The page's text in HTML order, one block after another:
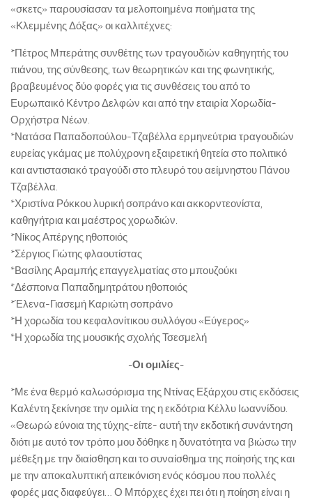
«σκετς» παρουσίασαν τα μελοποιημένα ποιήματα της
«Κλεμμένης Δόξας» οι καλλιτέχνες:
*Πέτρος Μπεράτης συνθέτης των τραγουδιών καθηγητής του
πιάνου, της σύνθεσης, των θεωρητικών και της φωνητικής,
βραβευμένος δύο φορές για τις συνθέσεις του από το
Ευρωπαικό Κέντρο Δελφών και από την εταιρία Χορωδία-
Ορχήστρα Νέων.
*Νατάσα Παπαδοπούλου-Τζαβέλλα ερμηνεύτρια τραγουδιών
ευρείας γκάμας με πολύχρονη εξαιρετική θητεία στο πολιτικό
και αντιστασιακό τραγούδι στο πλευρό του αείμνηστου Πάνου
Τζαβέλλα.
*Χριστίνα Ρόκκου λυρική σοπράνο και ακκορντεονίστα,
καθηγήτρια και μαέστρος χορωδιών.
*Νίκος Απέργης ηθοποιός
*Σέργιος Γιώτης φλαουτίστας
*Βασίλης Αραμπής επαγγελματίας στο μπουζούκι
*Δέσποινα Παπαδημητράτου ηθοποιός
*Έλενα-Γιασεμή Καριώτη σοπράνο
*Η χορωδία του κεφαλονίτικου συλλόγου «Εύγερος»
*Η χορωδία της μουσικής σχολής Τσεσμελή
-Οι ομιλίες-
*Με ένα θερμό καλωσόρισμα της Ντίνας Εξάρχου στις εκδόσεις
Καλέντη ξεκίνησε την ομιλία της η εκδότρια Κέλλυ Ιωαννίδου.
«Θεωρώ εύνοια της τύχης-είπε- αυτή την εκδοτική συνάντηση
διότι με αυτό τον τρόπο μου δόθηκε η δυνατότητα να βιώσω την
μέθεξη με την διαίσθηση και το συναίσθημα της ποίησής της και
με την αποκαλυπτική απεικόνιση ενός κόσμου που πολλές
φορές μας διαφεύγει… Ο Μπόρχες έχει πει ότι η ποίηση είναι η